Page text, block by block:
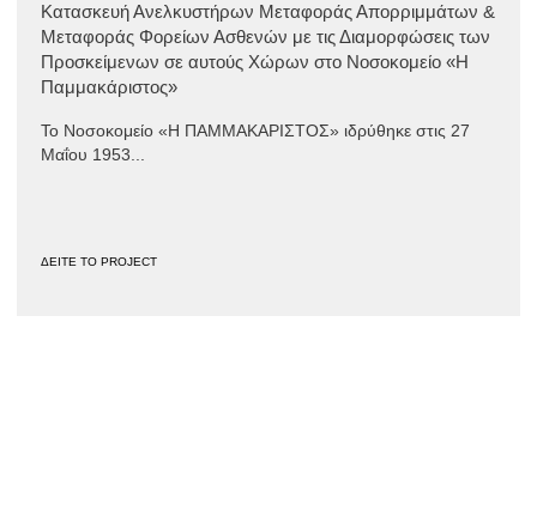
Κατασκευή Ανελκυστήρων Μεταφοράς Απορριμμάτων &
Μεταφοράς Φορείων Ασθενών με τις Διαμορφώσεις των
Προσκείμενων σε αυτούς Χώρων στο Νοσοκομείο «Η
Παμμακάριστος»
Το Νοσοκομείο «Η ΠΑΜΜΑΚΑΡΙΣΤΟΣ» ιδρύθηκε στις 27
Μαΐου 1953...
ΔΕΙΤΕ ΤΟ PROJECT